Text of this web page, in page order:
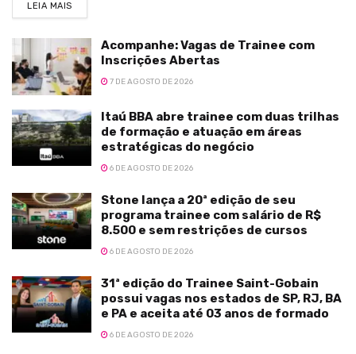
LEIA MAIS
Acompanhe: Vagas de Trainee com
Inscrições Abertas
7 DE AGOSTO DE 2026
Itaú BBA abre trainee com duas trilhas
de formação e atuação em áreas
estratégicas do negócio
6 DE AGOSTO DE 2026
Stone lança a 20ª edição de seu
programa trainee com salário de R$
8.500 e sem restrições de cursos
6 DE AGOSTO DE 2026
31ª edição do Trainee Saint-Gobain
possui vagas nos estados de SP, RJ, BA
e PA e aceita até 03 anos de formado
6 DE AGOSTO DE 2026